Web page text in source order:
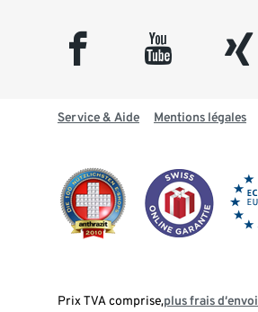
facebook youtube xing
Service & Aide Mentions légales
Prix TVA comprise,plus frais d‘envoi